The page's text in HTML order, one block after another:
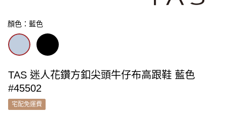
顏色：藍色
TAS 迷人花鑽方釦尖頭牛仔布高跟鞋 藍色
#45502
宅配免運費